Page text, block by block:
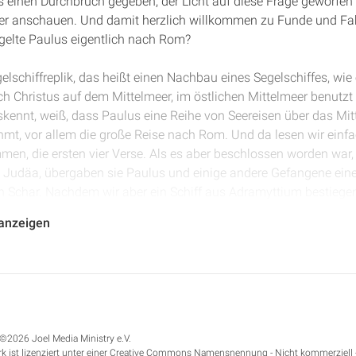
anschauen. Und damit herzlich willkommen zu Funde und
Paulus eigentlich nach Rom?
das heißt einen Nachbau eines Segelschiffes,
Christus auf dem Mittelmeer, im östlichen Mittelmeer
weiß, dass Paulus eine Reihe von Seereisen über das
vor allem die große Reise nach Rom. Und da lesen wir
die ersten vier Verse. Als es aber beschlossen worden
übergaben sie Paulus und einige andere Gefangene
Türkei, über Kleinasien. Und dann am nächsten Tag liefen wir
Westen zu unternehmen? Warum? Fast alle Winde im
Schiffe der Bauart, wie sie im ersten Jahrhundert verwendet
Joel Media Ministry e.V.
ist lizenziert unter einer Creative Commons Namensnennung - Nicht kommerziell